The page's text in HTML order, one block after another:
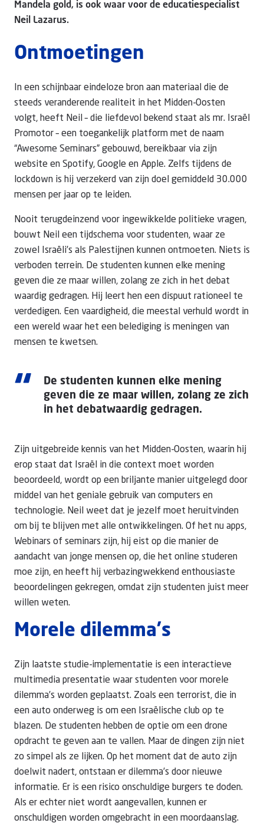
Mandela gold, is ook waar voor de educatiespecialist
Neil Lazarus.
Ontmoetingen
In een schijnbaar eindeloze bron aan materiaal die de
steeds veranderende realiteit in het Midden-Oosten
volgt, heeft Neil – die liefdevol bekend staat als mr. Israël
Promotor – een toegankelijk platform met de naam
“Awesome Seminars” gebouwd, bereikbaar via zijn
website en Spotify, Google en Apple. Zelfs tijdens de
lockdown is hij verzekerd van zijn doel gemiddeld 30.000
mensen per jaar op te leiden.
Nooit terugdeinzend voor ingewikkelde politieke vragen,
bouwt Neil een tijdschema voor studenten, waar ze
zowel Israëli’s als Palestijnen kunnen ontmoeten. Niets is
verboden terrein. De studenten kunnen elke mening
geven die ze maar willen, zolang ze zich in het debat
waardig gedragen. Hij leert hen een dispuut rationeel te
verdedigen. Een vaardigheid, die meestal verhuld wordt in
een wereld waar het een belediging is meningen van
mensen te kwetsen.
“
De studenten kunnen elke mening
geven die ze maar willen, zolang ze zich
in het debatwaardig gedragen.
Zijn uitgebreide kennis van het Midden-Oosten, waarin hij
erop staat dat Israël in die context moet worden
beoordeeld, wordt op een briljante manier uitgelegd door
middel van het geniale gebruik van computers en
technologie. Neil weet dat je jezelf moet heruitvinden
om bij te blijven met alle ontwikkelingen. Of het nu apps,
Webinars of seminars zijn, hij eist op die manier de
aandacht van jonge mensen op, die het online studeren
moe zijn, en heeft hij verbazingwekkend enthousiaste
beoordelingen gekregen, omdat zijn studenten juist meer
willen weten.
Morele dilemma's
Zijn laatste studie-implementatie is een interactieve
multimedia presentatie waar studenten voor morele
dilemma’s worden geplaatst. Zoals een terrorist, die in
een auto onderweg is om een Israëlische club op te
blazen. De studenten hebben de optie om een drone
opdracht te geven aan te vallen. Maar de dingen zijn niet
zo simpel als ze lijken. Op het moment dat de auto zijn
doelwit nadert, ontstaan er dilemma’s door nieuwe
informatie. Er is een risico onschuldige burgers te doden.
Als er echter niet wordt aangevallen, kunnen er
onschuldigen worden omgebracht in een moordaanslag.